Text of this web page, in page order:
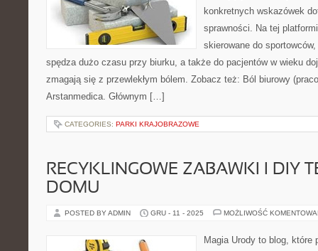
konkretnych wskazówek
sprawności. Na tej
skierowane do
spędza dużo czasu przy biurku, a także do pacjentów w wieku
zmagają się z przewlekłym bólem. Zobacz też: Ból biurowy
Arstanmedica. Głównym […]
CATEGORIES: PARKI KRAJOBRAZOWE
RECYKLINGOWE ZABAWKI I DIY
DOMU
POSTED BY ADMIN GRU - 11 - 2025 MOŻLIWOŚĆ
Magia Urody to blog, które